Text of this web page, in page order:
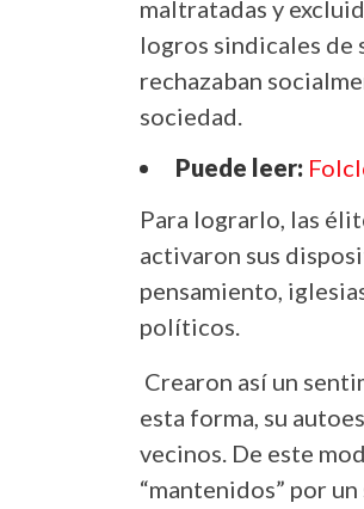
maltratadas y
logros sindicales de
rechazaban
sociedad.
Puede leer:
Para lograrlo, las
activaron sus
pensamiento,
políticos.
Crearon así un
esta forma, su
vecinos. De este
“mantenidos” por